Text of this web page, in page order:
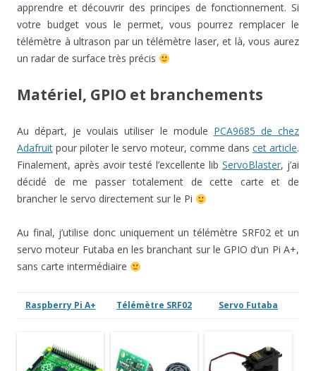
apprendre et découvrir des principes de fonctionnement. Si
votre budget vous le permet, vous pourrez remplacer le
télémètre à ultrason par un télémètre laser, et là, vous aurez
un radar de surface très précis
Matériel, GPIO et branchements
Au départ, je voulais utiliser le module PCA9685 de chez
Adafruit pour piloter le servo moteur, comme dans cet article.
Finalement, après avoir testé l’excellente lib ServoBlaster, j’ai
décidé de me passer totalement de cette carte et de
brancher le servo directement sur le Pi
Au final, j’utilise donc uniquement un télémètre SRF02 et un
servo moteur Futaba en les branchant sur le GPIO d’un Pi A+,
sans carte intermédiaire
Raspberry Pi A+ Télémètre SRF02 Servo Futaba